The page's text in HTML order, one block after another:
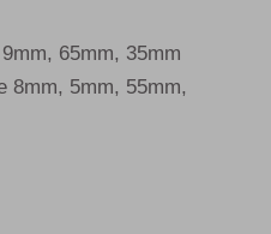
65mm, 35mm
8mm, 5mm, 55mm,